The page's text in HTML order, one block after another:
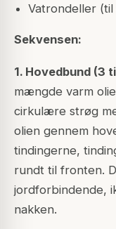
Vatrondeller
Sekvensen:
1. Hovedbund (3
mængde varm
cirkulære strøg
olien gennem
tindingerne,
rundt til fronten.
jordforbindende,
nakken.